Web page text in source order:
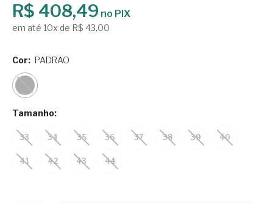
R$ 408,49 no PIX
em até 10x de R$ 43,00
Tamanho:
33 34 35 36 37 38 39 40
41 42 43 44
Cor: PADRAO